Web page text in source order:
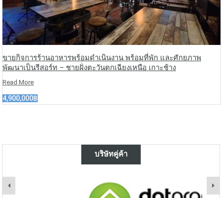
ขายกิจการร้านอาหารพร้อมดำเนินงาน พร้อมที่พัก และศักยภาพ
พัฒนาเป็นรีสอร์ท – ชายฝั่งตะวันตกเฉียงเหนือ เกาะช้าง
Read More
4,900,000฿
บริษัทคู่ค้า